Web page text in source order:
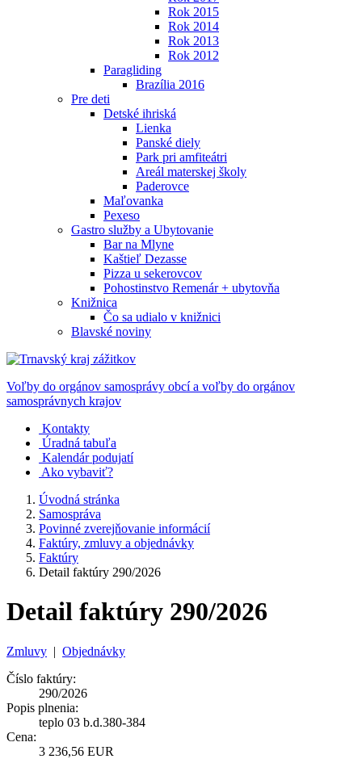
Rok 2015
Rok 2014
Rok 2013
Rok 2012
Paragliding
Brazília 2016
Pre deti
Detské ihriská
Lienka
Panské diely
Park pri amfiteátri
Areál materskej školy
Paderovce
Maľovanka
Pexeso
Gastro služby a Ubytovanie
Bar na Mlyne
Kaštieľ Dezasse
Pizza u sekerovcov
Pohostinstvo Remenár + ubytovňa
Knižnica
Čo sa udialo v knižnici
Blavské noviny
Voľby do orgánov samosprávy obcí a voľby do orgánov
samosprávnych krajov
Kontakty
Úradná tabuľa
Kalendár podujatí
Ako vybaviť?
Úvodná stránka
Samospráva
Povinné zverejňovanie informácií
Faktúry, zmluvy a objednávky
Faktúry
Detail faktúry 290/2026
Detail faktúry 290/2026
Zmluvy | Objednávky
Číslo faktúry:
290/2026
Popis plnenia:
teplo 03 b.d.380-384
Cena:
3 236,56 EUR